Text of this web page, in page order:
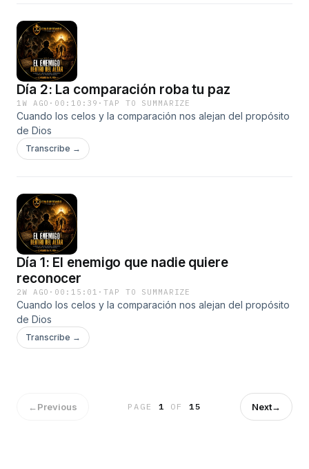
Día 2: La comparación roba tu paz
1W AGO · 00:10:39 ·TAP TO SUMMARIZE
Cuando los celos y la comparación nos alejan del propósito
de Dios
Transcribe →
Día 1: El enemigo que nadie quiere
reconocer
2W AGO · 00:15:01 ·TAP TO SUMMARIZE
Cuando los celos y la comparación nos alejan del propósito
de Dios
Transcribe →
←Previous PAGE 1 OF 15 Next→